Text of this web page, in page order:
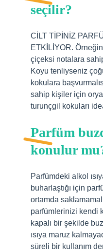
seçilir?
CİLT TİPİNİZ
ETKİLİYOR.
çiçeksi notalara
Koyu tenliyseniz
kokulara
sahip kişiler için
turunçgil kokuları
Parfüm
konulur
Parfümdeki alkol
buharlaştığı için
ortamda
parfümlerinizi kendi
kapalı bir şekilde
ısıya maruz
süreli bir kullanım